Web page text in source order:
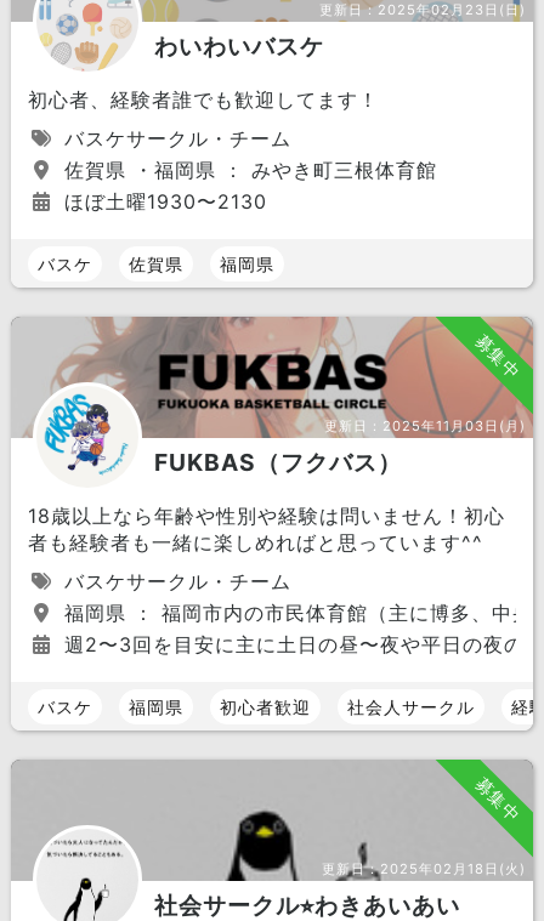
更新日：2025年02月23日(日)
わいわいバスケ
初心者、経験者誰でも歓迎してます！
バスケサークル・チーム
佐賀県 ・福岡県 ： みやき町三根体育館
ほぼ土曜1930〜2130
バスケ 佐賀県 福岡県
募集中
更新日： 2025年11月03日(月)
FUKBAS（フクバス）
18歳以上なら年齢や性別や経験は問いません！初心
者も経験者も一緒に楽しめればと思っています^^
バスケサークル・チーム
福岡県 ： 福岡市内の市民体育館（主に博多、中
週2〜3回を目安に主に土日の昼〜夜や平日の夜の
バスケ 福岡県 初心者歓迎 社会人サークル 経
募集中
更新日：2025年02月18日(火)
社会サークル⭐︎わきあいあい